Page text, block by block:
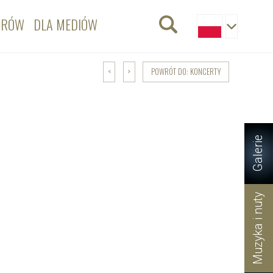
Galerie
Muzyka i nuty
DLA MEDIÓW
< > POWRÓT DO: KONCERTY